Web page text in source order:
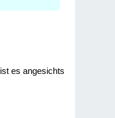
es angesichts